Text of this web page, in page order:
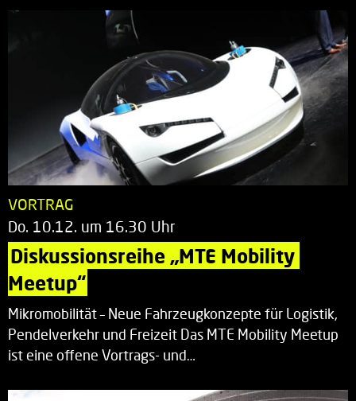
VORTRAG
Do. 10.12. um 16.30 Uhr
Diskussionsreihe „MTE Mobility
Meetup“
Mikromobilität – Neue Fahrzeugkonzepte für Logistik,
Pendelverkehr und Freizeit Das MTE Mobility Meetup
ist eine offene Vortrags- und…